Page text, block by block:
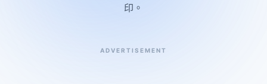
印。
ADVERTISEMENT